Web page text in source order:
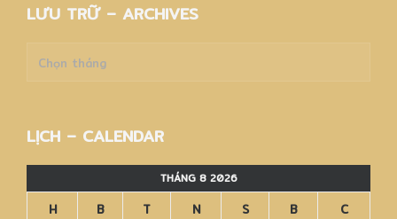
LƯU TRỮ – ARCHIVES
trữ
LỊCH – CALENDAR
THÁNG 8 2026
H B T N S B
C